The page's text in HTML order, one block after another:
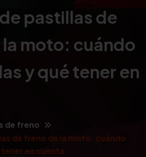
pastillas de
moto: cuándo
y qué tener en
de freno
de freno de la moto: cuándo
en cuenta